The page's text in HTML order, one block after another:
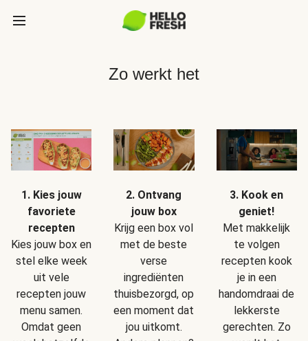
Zo werkt het
1. Kies jouw
favoriete
recepten
Kies jouw box en
stel elke week
uit vele
recepten jouw
menu samen.
Omdat geen
2. Ontvang
jouw box
Krijg een box vol
met de beste
verse
ingrediënten
thuisbezorgd, op
een moment dat
jou uitkomt.
3. Kook en
geniet!
Met makkelijk
te volgen
recepten kook
je in een
handomdraai de
lekkerste
gerechten. Zo